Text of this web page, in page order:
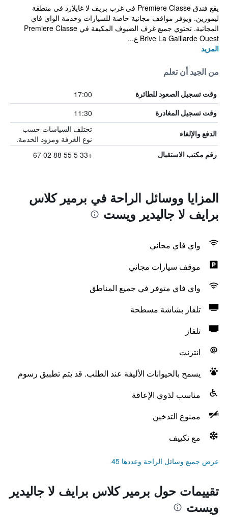
يقع فندق Premiere Classe في غرب بريف لا غايلارد في منطقة
ليموزين. ويوفر مواقف مجانية خاصة للسيارات وخدمة الواي فاي
المجانية. تحتوي جميع غرف الضيوف المكيفة في Premiere Classe
Brive La Gaillarde Ouest ع...
المزيد
من الجيد أن تعلم
وقت تسجيل الصعود للطائرة 17:00
وقت تسجيل المغادرة 11:30
الدفع والإلغاء
تختلف السياسات حسب
نوع الغرفة ومزود الخدمة.
رقم مكتب الاستقبال +33 5 55 88 02 67
المزايا ووسائل الراحة في برمير كلاس
برايف لا جاليدير ويست
واي فاي مجاني
موقف سيارات مجاني
واي فاي متوفر في جميع المناطق
تلفاز بشاشة مسطحة
تلفاز
انترنت
يسمح بالحيوانات الأليفة عند الطلب. قد يتم تطبيق رسوم
مناسب لذوي الإعاقة
ممنوع التدخين
مع تكييف
عرض جميع وسائل الراحة وعددها 45
تقييمات حول برمير كلاس برايف لا جاليدير
ويست